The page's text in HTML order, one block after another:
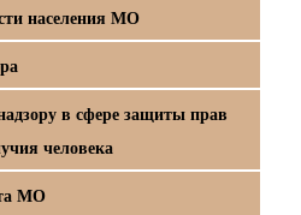
населения МО
в сфере защиты прав
человека
МО